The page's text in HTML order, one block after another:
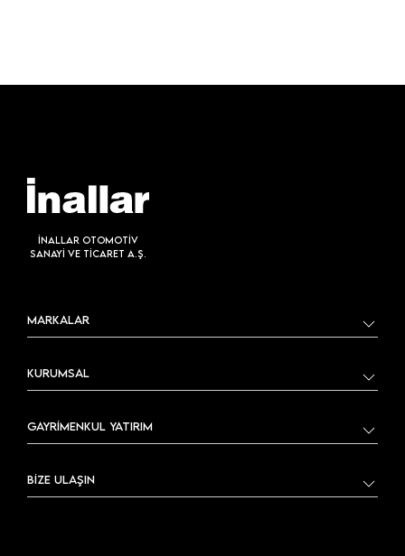
İNALLAR OTOMOTİV
SANAYİ VE TİCARET A.Ş.
MARKALAR
KURUMSAL
GAYRİMENKUL YATIRIM
BİZE ULAŞIN